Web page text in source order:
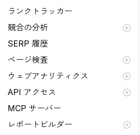
ランクトラッカー
競合の分析
SERP 履歴
ページ検査
ウェブアナリティクス
API アクセス
MCP サーバー
レポートビルダー